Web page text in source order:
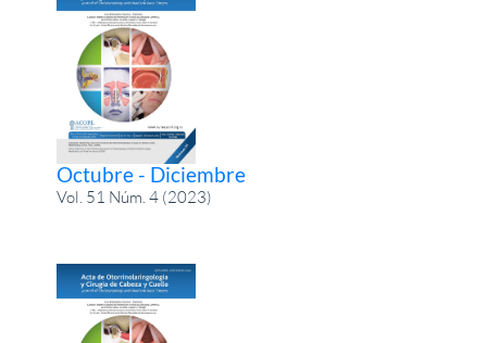
Octubre - Diciembre
Vol. 51 Núm. 4 (2023)